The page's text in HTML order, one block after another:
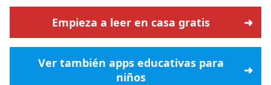
Empieza a leer en casa gratis
Ver también apps educativas para
niños